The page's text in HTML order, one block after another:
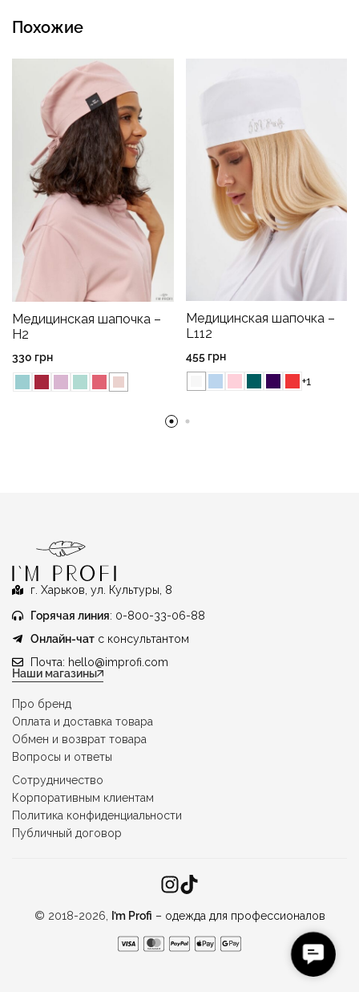
Похожие
Медицинская шапочка –
H2
330 грн
Медицинская шапочка –
L112
455 грн
+1
г. Харьков, ул. Культуры, 8
Горячая линия: 0-800-33-06-88
Онлайн-чатс консультантом
Почта: hello@improfi.com
Наши магазины
Про бренд
Оплата и доставка товара
Обмен и возврат товара
Вопросы и ответы
Сотрудничество
Корпоративным клиентам
Политика конфиденциальности
Публичный договор
© 2018-2026, I’m Profi – одежда для профессионалов
C